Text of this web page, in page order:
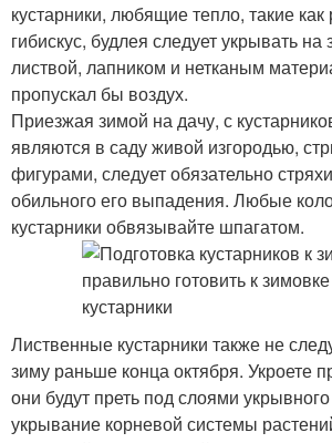
кустарники, любящие тепло, такие
гибискус, будлея следует укрывать
листвой, лапником и нетканым
пропускал бы воздух.
Приезжая зимой на дачу, с
являются в саду живой изгородью,
фигурами, следует обязательно
обильного его выпадения. Любые
кустарники обвязывайте шпагатом.
Лиственные кустарники также не
зиму раньше конца октября. Укроете
они будут преть под слоями
укрывание корневой системы